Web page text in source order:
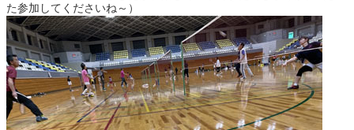
た参加してくださいね～）